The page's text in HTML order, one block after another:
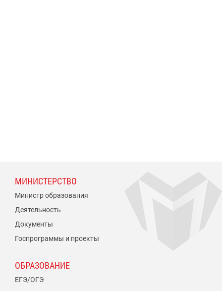
МИНИСТЕРСТВО
Министр образования
Деятельность
Документы
Госпрограммы и проекты
ОБРАЗОВАНИЕ
ЕГЭ/ОГЭ